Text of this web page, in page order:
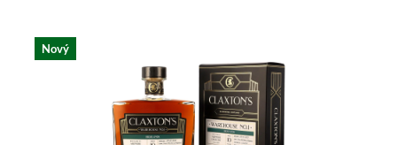
Nový